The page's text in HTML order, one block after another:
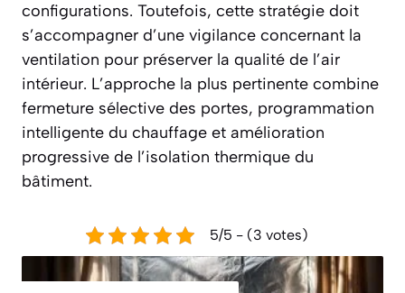
configurations. Toutefois, cette stratégie doit
s’accompagner d’une vigilance concernant la
ventilation pour préserver la qualité de l’air
intérieur. L’approche la plus pertinente combine
fermeture sélective des portes, programmation
intelligente du chauffage et amélioration
progressive de l’isolation thermique du
bâtiment.
5/5 - (3 votes)